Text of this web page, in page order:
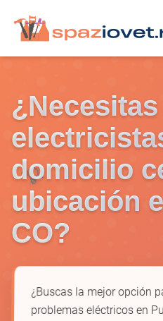
💡
¿Necesitas
domicilio
ubicación
CO?
¿Buscas la mejor opción
problemas eléctricos en